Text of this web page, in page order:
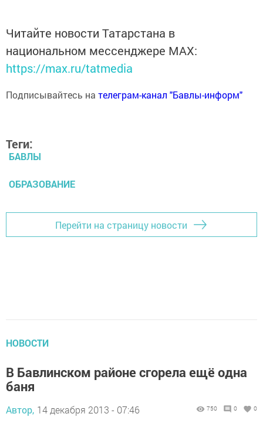
Читайте новости Татарстана в
национальном мессенджере MАХ:
https://max.ru/tatmedia
Подписывайтесь на телеграм-канал "Бавлы-информ"
Теги:
БАВЛЫ
ОБРАЗОВАНИЕ
Перейти на страницу новости
НОВОСТИ
В Бавлинском районе сгорела ещё одна
баня
Автор, 14 декабря 2013 - 07:46 750 0 0